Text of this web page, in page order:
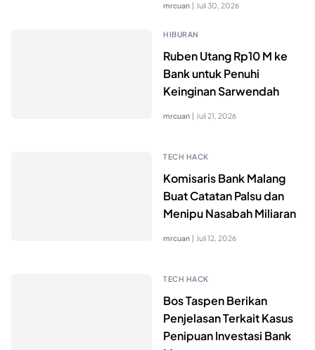
mrcuan | Juli 30, 2026
HIBURAN
Ruben Utang Rp10 M ke
Bank untuk Penuhi
Keinginan Sarwendah
mrcuan | Juli 21, 2026
TECH HACK
Komisaris Bank Malang
Buat Catatan Palsu dan
Menipu Nasabah Miliaran
mrcuan | Juli 12, 2026
TECH HACK
Bos Taspen Berikan
Penjelasan Terkait Kasus
Penipuan Investasi Bank